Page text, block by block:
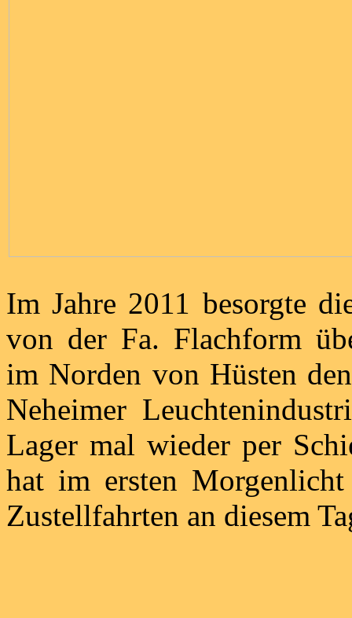
Im Jahre 2011 besorgte
von der Fa. Flachform
im Norden von Hüsten
Neheimer
Lager mal wieder per
hat im ersten
Zustellfahrten an diesem